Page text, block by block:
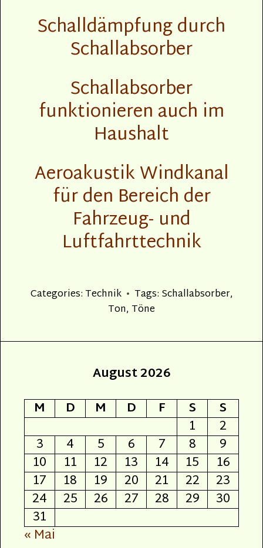
Schalldämpfung durch
Schallabsorber
Schallabsorber
funktionieren auch im
Haushalt
Aeroakustik Windkanal
für den Bereich der
Fahrzeug- und
Luftfahrttechnik
Categories: Technik Tags: Schallabsorber,
Ton, Töne
August 2026
M
D M D F S
S
1
2
3
4 5 6 7 8
9
10
11 12 13 14 15
16
17
18 19 20 21 22
23
24
25 26 27 28 29
30
31
« Mai